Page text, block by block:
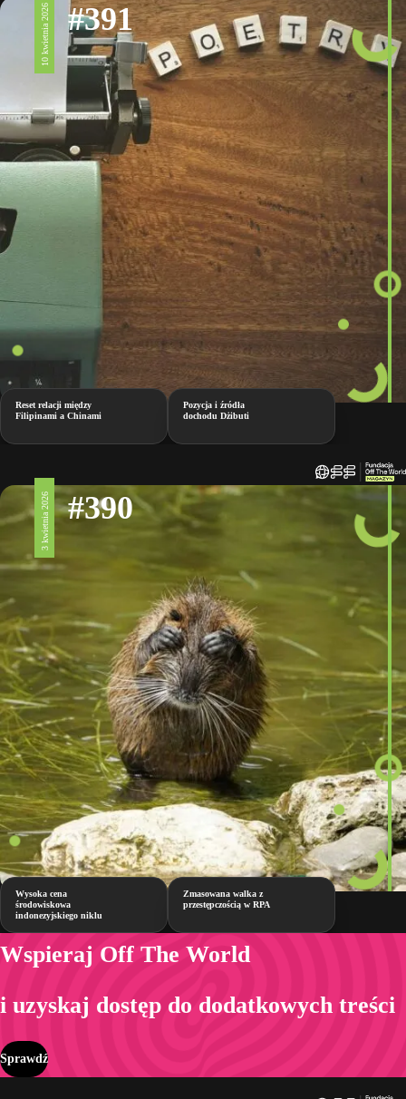
10 kwietnia 2026 #391
Reset relacji między
Filipinami a Chinami
Pozycja i źródła
dochodu Dżibuti
3 kwietnia 2026 #390
Wysoka cena
środowiskowa
indonezyjskiego niklu
Zmasowana walka z
przestępczością w RPA
Wspieraj Off The World
i uzyskaj dostęp do dodatkowych treści
Sprawdź